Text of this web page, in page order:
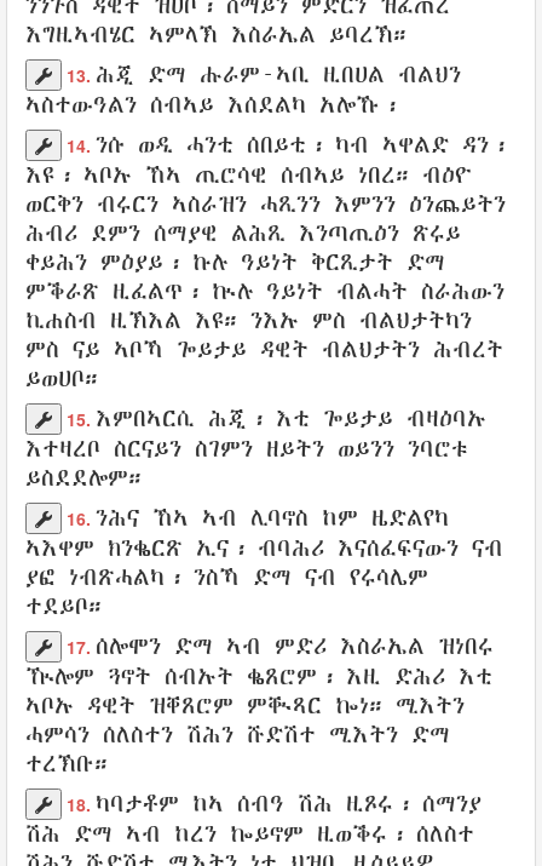
ንንጉስ ዳዊት ዝሀቦ ፡ ሰማይን ምድርን ዝፈጠረ
እግዚኣብሄር ኣምላኽ እስራኤል ይባረኽ።
13. ሕጂ ድማ ሑራም-ኣቢ ዚበሀል ብልህን
ኣስተውዓልን ሰብኣይ እሰደልካ አሎኹ ፡
14. ንሱ ወዲ ሓንቲ ሰበይቲ ፡ ካብ ኣዋልድ ዳን ፡
እዩ፡ ኣቦኡ ኸኣ ጢሮሳዊ ሰብኣይ ነበረ። ብዕዮ
ወርቅን ብሩርን ኣስራዝን ሓጺንን እምንን ዕንጨይትን
ሕብሪ ደምን ሰማያዊ ልሕጺ እንጣጢዕን ጽሩይ
ቀይሕን ምዕያይ፡ ኩሉ ዓይነት ቅርጺታት ድማ
ምቕራጽ ዚፈልጥ ፡ ኲሉ ዓይነት ብልሓት ስራሕውን
ኪሐስብ ዚኽእል እዩ። ንእኡ ምስ ብልህታትካን
ምስ ናይ ኣቦኻ ጐይታይ ዳዊት ብልህታትን ሕብረት
ይወሀቦ።
15. እምበኣርሲ ሕጂ፡ እቲ ጐይታይ ብዛዕባኡ
እተዛረቦ ስርናይን ስገምን ዘይትን ወይንን ንባሮቱ
ይስደደሎም።
16. ንሕና ኸኣ ኣብ ሊባኖስ ከም ዜድልየካ
ኣእዋም ክንቈርጽ ኢና፡ ብባሕሪ እናሰፈፍናውን ናብ
ያፎ ነብጽሓልካ ፡ ንስኻ ድማ ናብ የሩሳሌም
ተደይቦ።
17. ሰሎሞን ድማ ኣብ ምድሪ እስራኤል ዝነበሩ
ዂሎም ጓኖት ሰብኡት ቈጸሮም ፡ እዚ ድሕሪ እቲ
ኣቦኡ ዳዊት ዝቐጸሮም ምቚጻር ኰነ። ሚእትን
ሓምሳን ሰለስተን ሽሕን ሹድሽተ ሚእትን ድማ
ተረኽቡ።
18. ካባታቶም ከኣ ሰብዓ ሽሕ ዚጾሩ ፡ ሰማንያ
ሽሕ ድማ ኣብ ከረን ኰይኖም ዚወቕሩ ፡ ሰለስተ